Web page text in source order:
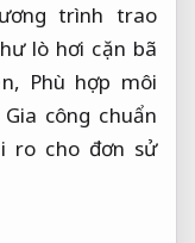
trình trao
lò hơi cặn bã
Phù hợp môi
Gia công chuẩn
ro cho đơn sử